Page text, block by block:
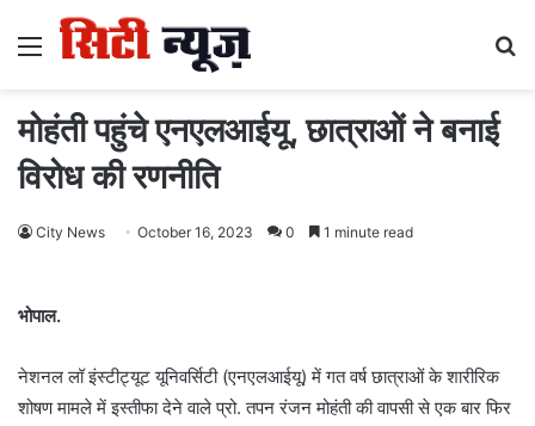
Menu
मोहंती पहुंचे एनएलआईयू, छात्राओं ने बनाई
विरोध की रणनीति
City News October 16, 2023 0 1 minute read
भोपाल.
नेशनल लॉ इंस्टीट्यूट यूनिवर्सिटी (एनएलआईयू) में गत वर्ष छात्राओं के शारीरिक
शोषण मामले में इस्तीफा देने वाले प्रो. तपन रंजन मोहंती की वापसी से एक बार फिर